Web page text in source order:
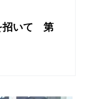
招いて 第